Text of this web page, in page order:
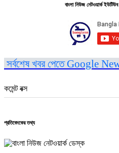
বাংলা নিউজ নেটওয়ার্ক
সর্বশেষ খবর পেতে Google
কমেন্ট বক্স
প্রতিবেদকের তথ্য